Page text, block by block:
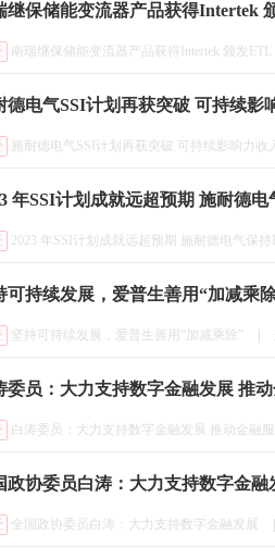
继保储能变流器产品获得Intertek
南瑞继保储能变流器产品获得Intertek 颁发ETL
德电气SSI计划再获突破 可持续影
施耐德电气SSI计划再获突破 可持续影响力收
年SSI计划成就远超预期 施耐德
2023 年SSI计划成就远超预期 施耐德电气保持
可持续发展，爱普生善用“加减乘
坚持可持续发展，爱普生善用“加减乘除”
委员：大力支持数字金融发展 推
白涛委员：大力支持数字金融发展 推动金融
政协委员白涛：大力支持数字金融
全国政协委员白涛：大力支持数字金融发展